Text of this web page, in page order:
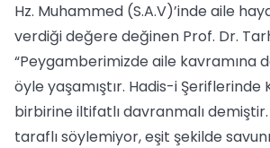
Hz. Muhammed (S.A.V)’inde aile
verdiği değere değinen Prof. Dr.
“Peygamberimizde aile kavramına
öyle yaşamıştır. Hadis-i Şeriflerinde
birbirine iltifatlı davranmalı
taraflı söylemiyor, eşit şekilde